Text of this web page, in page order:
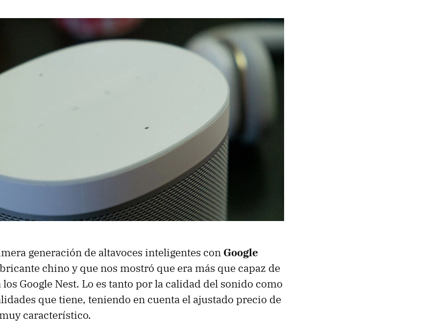
generación de altavoces inteligentes con Google
chino y que nos mostró que era más que capaz de
Google Nest. Lo es tanto por la calidad del sonido como
que tiene, teniendo en cuenta el ajustado precio de
característico.